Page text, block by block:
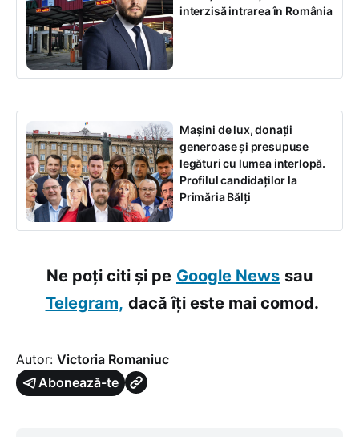
interzisă intrarea în România
Mașini de lux, donații
generoase și presupuse
legături cu lumea interlopă.
Profilul candidaților la
Primăria Bălți
Ne poți citi și pe Google News sau
Telegram, dacă îți este mai comod.
Autor: Victoria Romaniuc
Abonează-te